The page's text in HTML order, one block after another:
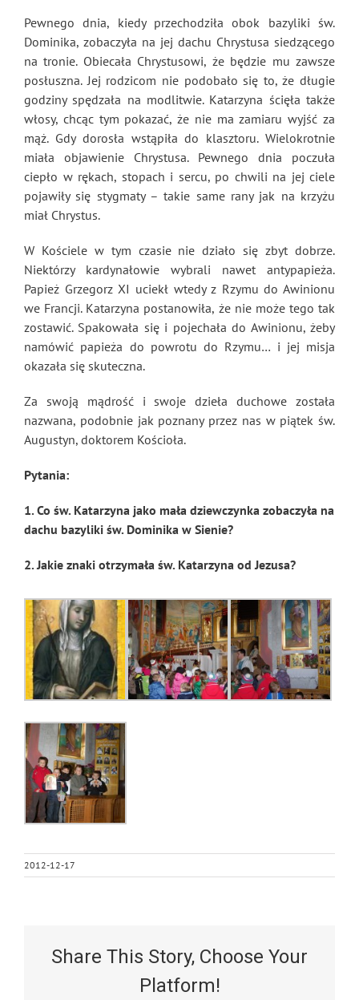
Pewnego dnia, kiedy przechodziła obok bazyliki św.
Dominika, zobaczyła na jej dachu Chrystusa siedzącego
na tronie. Obiecała Chrystusowi, że będzie mu zawsze
posłuszna. Jej rodzicom nie podobało się to, że długie
godziny spędzała na modlitwie. Katarzyna ścięła także
włosy, chcąc tym pokazać, że nie ma zamiaru wyjść za
mąż. Gdy dorosła wstąpiła do klasztoru. Wielokrotnie
miała objawienie Chrystusa. Pewnego dnia poczuła
ciepło w rękach, stopach i sercu, po chwili na jej ciele
pojawiły się stygmaty – takie same rany jak na krzyżu
miał Chrystus.
W Kościele w tym czasie nie działo się zbyt dobrze.
Niektórzy kardynałowie wybrali nawet antypapieża.
Papież Grzegorz XI uciekł wtedy z Rzymu do Awinionu
we Francji. Katarzyna postanowiła, że nie może tego tak
zostawić. Spakowała się i pojechała do Awinionu, żeby
namówić papieża do powrotu do Rzymu… i jej misja
okazała się skuteczna.
Za swoją mądrość i swoje dzieła duchowe została
nazwana, podobnie jak poznany przez nas w piątek św.
Augustyn, doktorem Kościoła.
Pytania:
1. Co św. Katarzyna jako mała dziewczynka zobaczyła na
dachu bazyliki św. Dominika w Sienie?
2. Jakie znaki otrzymała św. Katarzyna od Jezusa?
2012-12-17
Share This Story, Choose Your
Platform!